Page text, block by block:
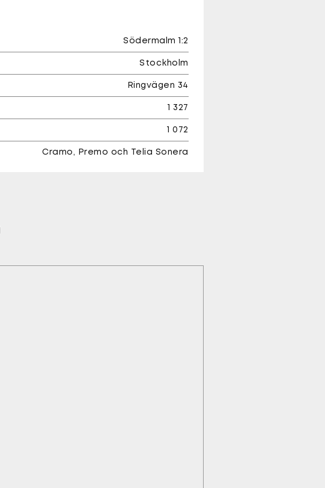
Södermalm 1:2
Stockholm
Ringvägen 34
1 327
1 072
Cramo, Premo och Telia Sonera